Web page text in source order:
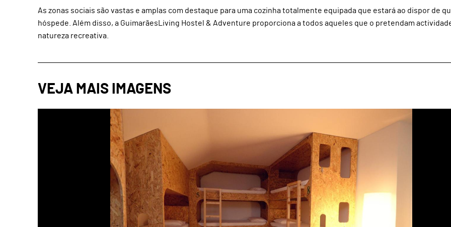
As zonas sociais são vastas e amplas com destaque para uma cozinha totalmente equipada que estará ao dispor de
hóspede. Além disso, a GuimarãesLiving Hostel & Adventure proporciona a todos aqueles que o pretendam
natureza recreativa.